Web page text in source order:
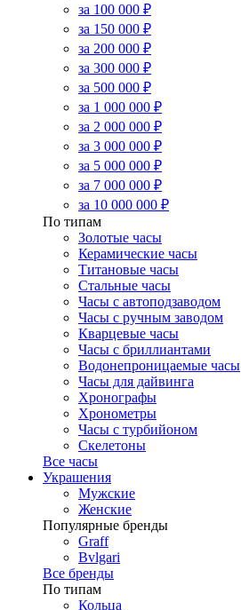
за 100 000 ₽
за 150 000 ₽
за 200 000 ₽
за 300 000 ₽
за 500 000 ₽
за 1 000 000 ₽
за 2 000 000 ₽
за 3 000 000 ₽
за 5 000 000 ₽
за 7 000 000 ₽
за 10 000 000 ₽
По типам
Золотые часы
Керамические часы
Титановые часы
Стальные часы
Часы с автоподзаводом
Часы с ручным заводом
Кварцевые часы
Часы с бриллиантами
Водонепроницаемые часы
Часы для дайвинга
Хронографы
Хронометры
Часы с турбийоном
Скелетоны
Все часы
Украшения
Мужские
Женские
Популярные бренды
Graff
Bvlgari
Все бренды
По типам
Кольца